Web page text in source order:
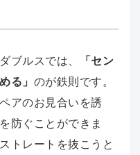
ブルスでは、
「セン
る」 のが鉄則です。
アのお見合いを誘
防ぐことができま
トレートを抜こうと